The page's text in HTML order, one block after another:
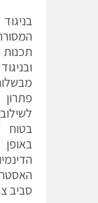
בטוח
סביב